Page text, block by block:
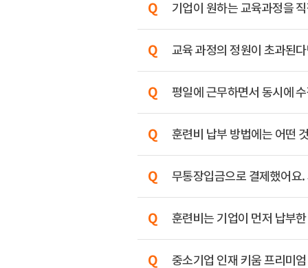
기업이 원하는 교육과정을
교육 과정의 정원이 초과된
평일에 근무하면서 동시에
훈련비 납부 방법에는 어떤
무통장입금으로 결제했어요
훈련비는 기업이 먼저 납부
중소기업 인재 키움 프리미